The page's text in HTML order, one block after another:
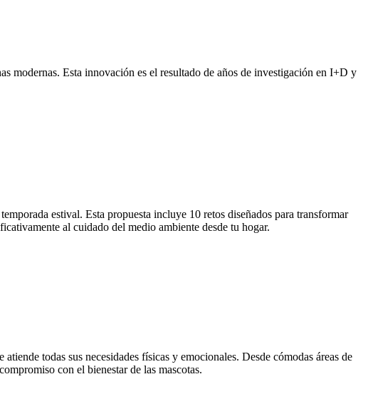
modernas. Esta innovación es el resultado de años de investigación en I+D y
estival. Esta propuesta incluye 10 retos diseñados para transformar
al cuidado del medio ambiente desde tu hogar.
todas sus necesidades físicas y emocionales. Desde cómodas áreas de
con el bienestar de las mascotas.